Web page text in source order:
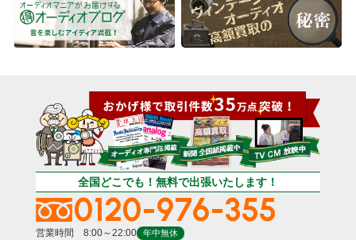
全国どこでも！無料で出張いたします！
0120-976-355
営業時間 8:00～22:00 年中無休